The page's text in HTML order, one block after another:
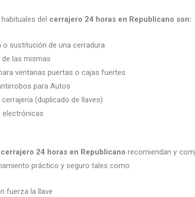
del cerrajero 24 horas en Republicano son:
o sustitución de una cerradura
las mismas
ventanas puertas o cajas fuertes
para Autos
(duplicado de llaves)
electrónicas
cerrajero 24 horas en Republicano recomiendan y
práctico y seguro tales como:
fuerza la llave